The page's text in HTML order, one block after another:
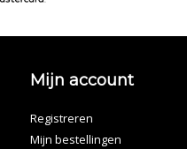
Mijn account
Registreren
Mijn bestellingen